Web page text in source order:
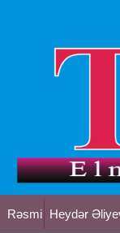
Rəsmi Heydər